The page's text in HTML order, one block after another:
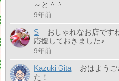
～と＾＾
9年前
S
おしゃれなお店です
応援しておきました♪
9年前
Kazuki Gita
おはよう
た！